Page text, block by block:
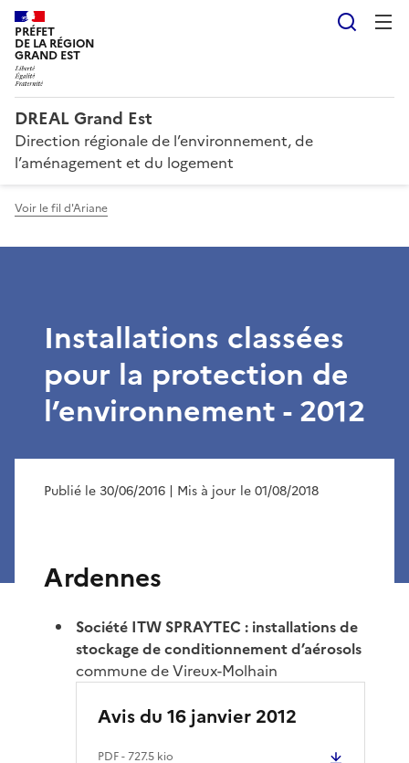
PRÉFET
DE LA RÉGION
GRAND EST
DREAL Grand Est
Direction régionale de l’environnement, de
l’aménagement et du logement
Voir le fil d'Ariane
Installations classées
pour la protection de
l’environnement - 2012
Publié le 30/06/2016 | Mis à jour le 01/08/2018
Ardennes
Société ITW SPRAYTEC : installations de
stockage de conditionnement d’aérosols
commune de Vireux-Molhain
Avis du 16 janvier 2012
PDF- 727.5 kio